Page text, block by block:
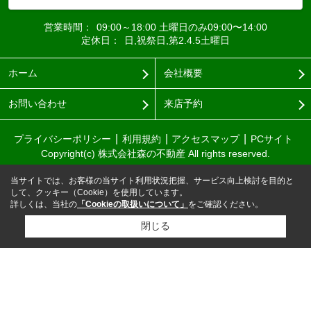
営業時間：
09:00～18:00 土曜日のみ09:00〜14:00
定休日：
日,祝祭日,第2.4.5土曜日
ホーム 会社概要
お問い合わせ 来店予約
プライバシーポリシー 利用規約 アクセスマップ
PCサイト
Copyright(c) 株式会社森の不動産 All rights reserved.
当サイトでは、お客様の当サイト利用状況把握、サービス向上検討を目的と
して、クッキー（Cookie）を使用しています。
詳しくは、当社の 「Cookieの取扱いについて」 をご確認ください。
閉じる